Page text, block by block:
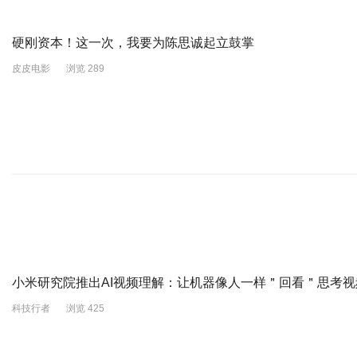
硬刚资本！这一次，我要为陈思诚起立鼓掌
皮皮电影 浏览 289
小米研究院推出AI视频理解：让机器像人一样＂回看＂思考
科技行者 浏览 425